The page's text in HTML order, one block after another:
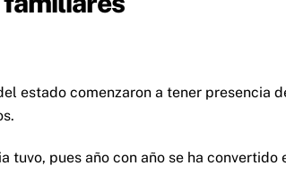
estado comenzaron a tener presencia
tuvo, pues año con año se ha convertido